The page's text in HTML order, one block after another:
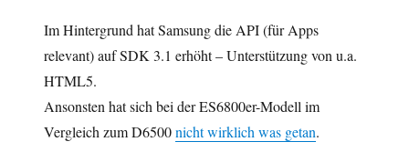
Im Hintergrund hat Samsung die API (für Apps
relevant) auf SDK 3.1 erhöht – Unterstützung von u.a.
HTML5.
Ansonsten hat sich bei der ES6800er-Modell im
Vergleich zum D6500nicht wirklich was getan.